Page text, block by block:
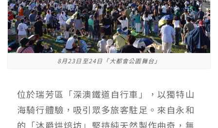
8月23日至24日「大都會公園舞台」
位於瑞芳區「深澳鐵道自行車」，以獨特山
海騎行體驗，吸引眾多旅客駐足。來自永和
的「沐爵烘焙坊」堅持純天然製作曲奇，無